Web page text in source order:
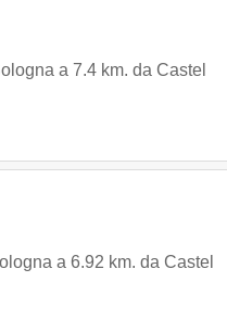
a 7.4 km. da Castel
a 6.92 km. da Castel